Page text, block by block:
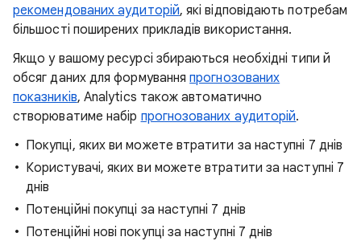
рекомендованих аудиторій, які відповідають потребам
більшості поширених прикладів використання.
Якщо у вашому ресурсі збираються необхідні типи й
обсяг даних для формуванняпрогнозованих
показників, Analytics також автоматично
створюватиме набір прогнозованих аудиторій.
Покупці, яких ви можете втратити за наступні 7 днів
Користувачі, яких ви можете втратити за наступні 7
днів
Потенційні покупці за наступні 7 днів
Потенційні нові покупці за наступні 7 днів